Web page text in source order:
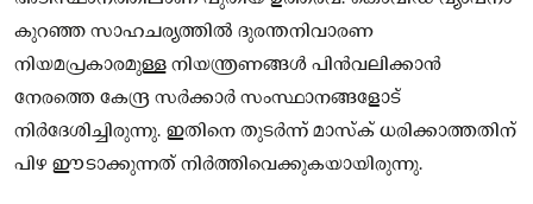
കുറഞ്ഞ സാഹചര്യത്തില്‍ ദുരന്തനിവാരണ
നിയമപ്രകാരമുള്ള നിയന്ത്രണങ്ങള്‍ പിന്‍വലിക്കാന്‍
നേരത്തെ കേന്ദ്ര സര്‍ക്കാര്‍ സംസ്ഥാനങ്ങളോട്
നിര്‍ദേശിച്ചിരുന്നു. ഇതിനെ തുടര്‍ന്ന് മാസ്‌ക് ധരിക്കാത്തതിന്
പിഴ ഈടാക്കുന്നത് നിര്‍ത്തിവെക്കുകയായിരുന്നു.